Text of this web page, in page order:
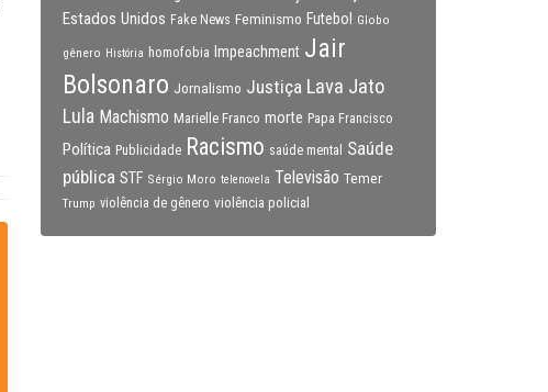
Estados Unidos Fake News Feminismo Futebol Globo
gênero História homofobia Impeachment Jair
Bolsonaro Jornalismo Justiça Lava Jato
Lula Machismo Marielle Franco morte Papa Francisco
Política Publicidade Racismo saúde mental
Saúde
pública STF Sérgio Moro telenovela Televisão Temer
Trump violência de gênero violência policial